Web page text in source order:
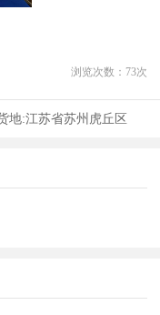
浏览次数： 73次
地:江苏省苏州虎丘区